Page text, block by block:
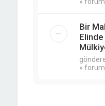
» forum
Bir
Elinde
» forum